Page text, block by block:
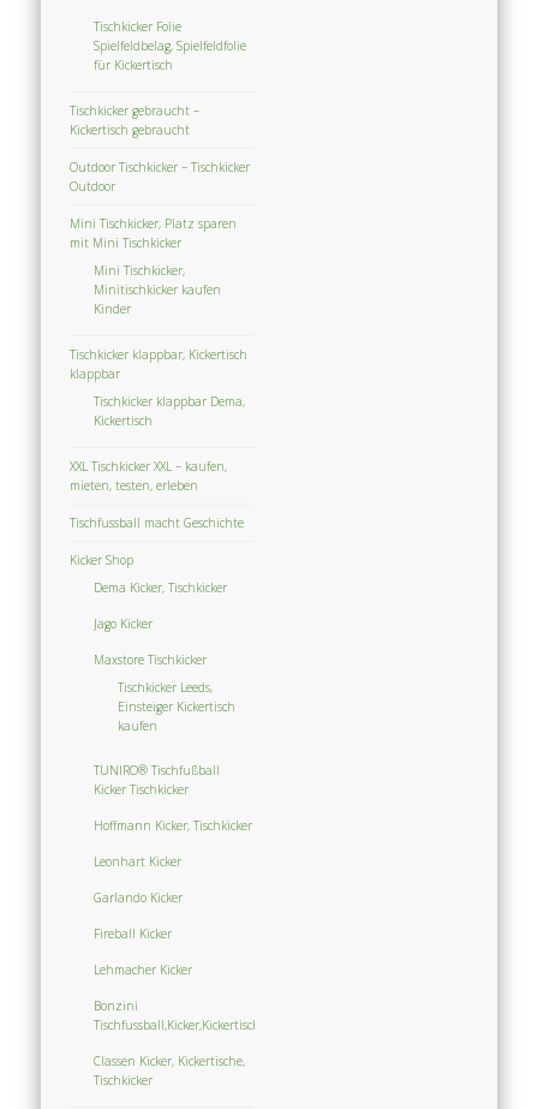
Tischkicker Folie
Spielfeldbelag, Spielfeldfolie
für Kickertisch
Tischkicker gebraucht –
Kickertisch gebraucht
Outdoor Tischkicker – Tischkicker
Outdoor
Mini Tischkicker, Platz sparen
mit Mini Tischkicker
Mini Tischkicker,
Minitischkicker kaufen
Kinder
Tischkicker klappbar, Kickertisch
klappbar
Tischkicker klappbar Dema,
Kickertisch
XXL Tischkicker XXL – kaufen,
mieten, testen, erleben
Tischfussball macht Geschichte
Kicker Shop
Dema Kicker, Tischkicker
Jago Kicker
Maxstore Tischkicker
Tischkicker Leeds,
Einsteiger Kickertisch
kaufen
TUNIRO® Tischfußball
Kicker Tischkicker
Hoffmann Kicker, Tischkicker
Leonhart Kicker
Garlando Kicker
Fireball Kicker
Lehmacher Kicker
Bonzini
Tischfussball,Kicker,Kickertisch,Tischkicker
Classen Kicker, Kickertische,
Tischkicker